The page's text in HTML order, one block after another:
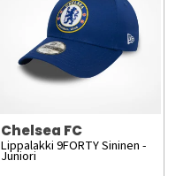
Chelsea FC
Lippalakki 9FORTY Sininen -
Juniori